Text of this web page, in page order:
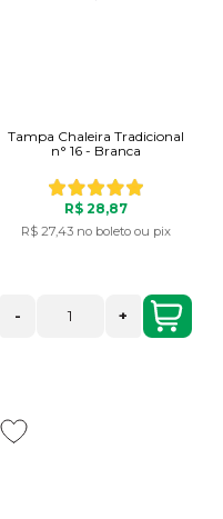
Tampa Chaleira Tradicional
n° 16 - Branca
R$ 28,87
R$ 27,43 no boleto ou pix
- +